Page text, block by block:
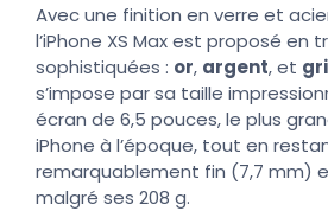
Avec une finition en verre et
l’iPhone XS Max est proposé en
sophistiquées : or, argent, et
s’impose par sa taille
écran de 6,5 pouces, le plus
iPhone à l’époque, tout en
remarquablement fin (7,7 mm)
malgré ses 208 g.